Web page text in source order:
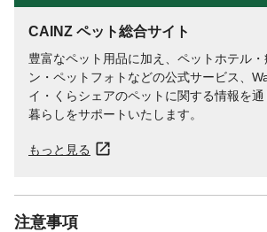
CAINZ ペット総合サイト
豊富なペット用品に加え、ペットホテル
ン・ペットフォトなどの公式サービス、
イ・くらシェアのペットに関する情報を
暮らしをサポートいたします。
もっと見る
注意事項